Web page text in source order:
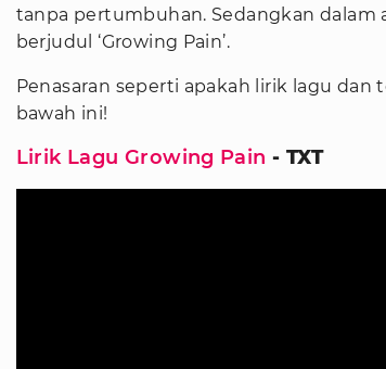
tanpa pertumbuhan. Sedangkan
berjudul ‘Growing Pain’.
Penasaran seperti apakah lirik lagu
bawah ini!
Lirik Lagu Growing Pain - TXT